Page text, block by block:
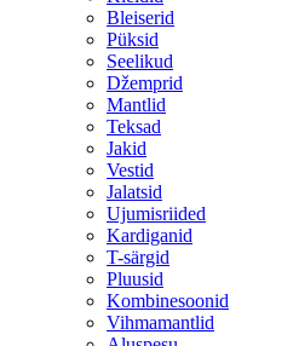
Bleiserid
Püksid
Seelikud
Džemprid
Mantlid
Teksad
Jakid
Vestid
Jalatsid
Ujumisriided
Kardiganid
T-särgid
Pluusid
Kombinesoonid
Vihmamantlid